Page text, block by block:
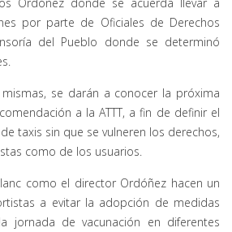
por parte de Oficiales de Derechos
del Pueblo donde se determinó
se darán a conocer la próxima
a la ATTT, a fin de definir el
taxis sin que se vulneren los derechos,
como de los usuarios.
como el director Ordóñez hacen un
a evitar la adopción de medidas
jornada de vacunación en diferentes